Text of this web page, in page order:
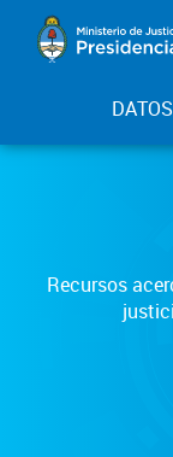
DATOS
Recursos